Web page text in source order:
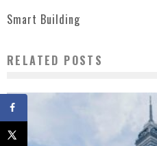
Smart Building
RELATED POSTS